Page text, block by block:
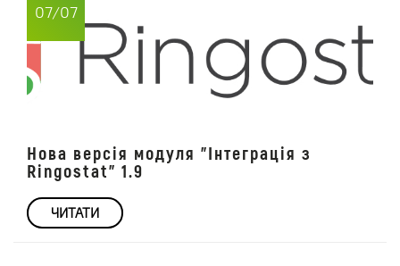
07/07
Нова версія модуля "Інтеграція з
Ringostat" 1.9
ЧИТАТИ